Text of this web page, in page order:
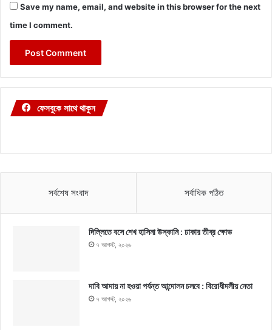
Save my name, email, and website in this browser for the next
time I comment.
ফেসবুকে সাথে থাকুন
সর্বশেষ সংবাদ সর্বাধিক পঠিত
দিল্লিতে বসে শেখ হাসিনা উস্কানি : ঢাকার তীব্র ক্ষোভ
৭ আগস্ট, ২০২৬
দাবি আদায় না হওয়া পর্যন্ত আন্দোলন চলবে : বিরোধীদলীয় নেতা
৭ আগস্ট, ২০২৬